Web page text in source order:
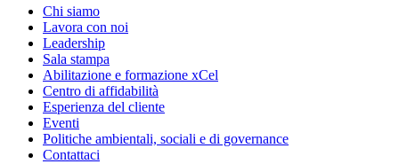
Chi siamo
Lavora con noi
Leadership
Sala stampa
Abilitazione e formazione xCel
Centro di affidabilità
Esperienza del cliente
Eventi
Politiche ambientali, sociali e di governance
Contattaci